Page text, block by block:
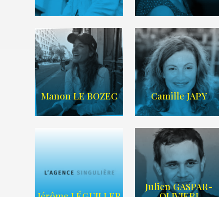
SITE WEB
WIKIPEDIA /
AGENCE TIME
ART
Manon LE BOZEC Camille JAPY
Wikipedia
Julien GASPAR-